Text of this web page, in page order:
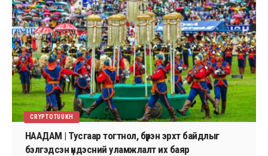
CRYPTOTUUKH
НААДАМ | Тусгаар тогтнол, бүрэн эрхт байдлыг
бэлгэдсэн үндэсний уламжлалт их баяр